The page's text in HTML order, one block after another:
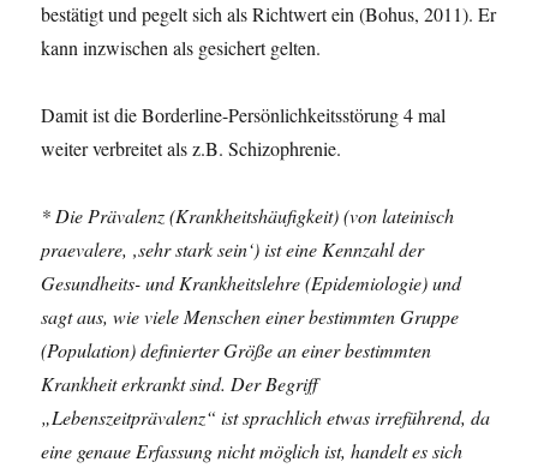
bestätigt und pegelt sich als Richtwert ein (Bohus, 2011). Er
kann inzwischen als gesichert gelten.
Damit ist die Borderline-Persönlichkeitsstörung 4 mal
weiter verbreitet als z.B. Schizophrenie.
* Die Prävalenz (Krankheitshäufigkeit) (von lateinisch
praevalere, ‚sehr stark sein‘) ist eine Kennzahl der
Gesundheits- und Krankheitslehre (Epidemiologie) und
sagt aus, wie viele Menschen einer bestimmten Gruppe
(Population) definierter Größe an einer bestimmten
Krankheit erkrankt sind. Der Begriff
„Lebenszeitprävalenz“ ist sprachlich etwas irreführend, da
eine genaue Erfassung nicht möglich ist, handelt es sich